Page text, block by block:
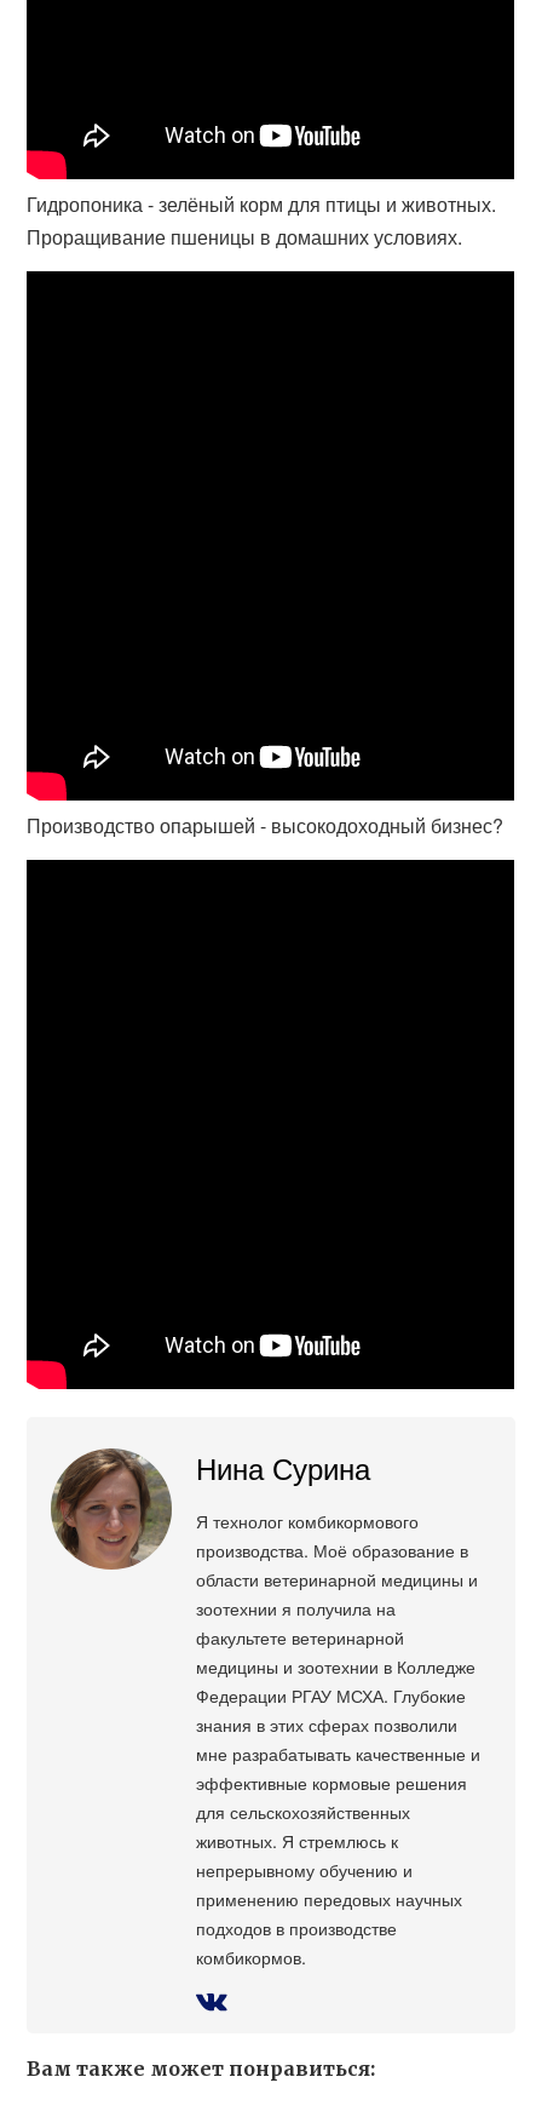
Гидропоника - зелёный корм для птицы и животных.
Проращивание пшеницы в домашних условиях.
Производство опарышей - высокодоходный бизнес?
Нина Сурина
Я технолог комбикормового
производства. Моё образование в
области ветеринарной медицины и
зоотехнии я получила на
факультете ветеринарной
медицины и зоотехнии в Колледже
Федерации РГАУ МСХА. Глубокие
знания в этих сферах позволили
мне разрабатывать качественные и
эффективные кормовые решения
для сельскохозяйственных
животных. Я стремлюсь к
непрерывному обучению и
применению передовых научных
подходов в производстве
комбикормов.
Вам также может понравиться: